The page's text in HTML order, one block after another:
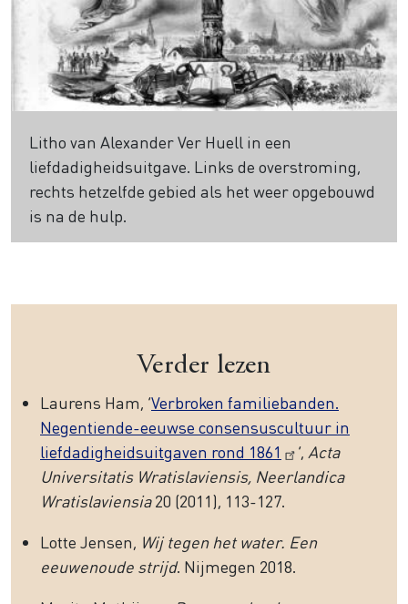
Litho van Alexander Ver Huell in een
liefdadigheidsuitgave. Links de overstroming,
rechts hetzelfde gebied als het weer opgebouwd
is na de hulp.
Verder lezen
Laurens Ham, ‘Verbroken familiebanden.
Negentiende-eeuwse consensuscultuur in
liefdadigheidsuitgaven rond 1861
’, Acta
Universitatis Wratislaviensis, Neerlandica
Wratislaviensia20 (2011), 113-127.
Lotte Jensen, Wij tegen het water. Een
eeuwenoude strijd. Nijmegen 2018.